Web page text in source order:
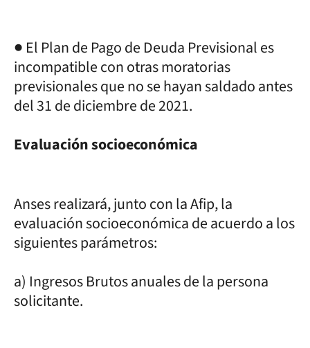
● El Plan de Pago de Deuda Previsional es
incompatible con otras moratorias
previsionales que no se hayan saldado antes
del 31 de diciembre de 2021.
Evaluación socioeconómica
Anses realizará, junto con la Afip, la
evaluación socioeconómica de acuerdo a los
siguientes parámetros:
a) Ingresos Brutos anuales de la persona
solicitante.